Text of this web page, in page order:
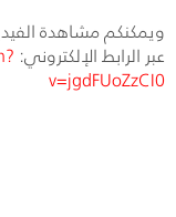
ويمكنكم مشاهدة
عبر الرابط الإلكتروني:
v=jgdFUoZzCI0